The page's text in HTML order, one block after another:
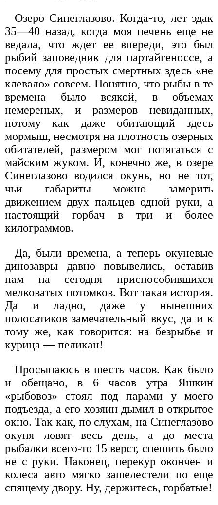
Озеро Синеглазово. Когда-то, лет эдак
35—40 назад, когда моя печень еще не
ведала, что ждет ее впереди, это был
рыбий заповедник для партайгеноссе, а
посему для простых смертных здесь «не
клевало» совсем. Понятно, что рыбы в те
времена было всякой, в объемах
немереных, и размеров невиданных,
потому как даже обитающий здесь
мормыш, несмотря на плотность озерных
обитателей, размером мог потягаться с
майским жуком. И, конечно же, в озере
Синеглазово водился окунь, но не тот,
чьи габариты можно замерить
движением двух пальцев одной руки, а
настоящий горбач в три и более
килограммов.
Да, были времена, а теперь окуневые
динозавры давно повывелись, оставив
нам на сегодня приспособившихся
мелковатых потомков. Вот такая история.
Да и ладно, даже у нынешних
полосатиков замечательный вкус, да и к
тому же, как говорится: на безрыбье и
курица — пеликан!
Просыпаюсь в шесть часов. Как было
и обещано, в 6 часов утра Яшкин
«рыбовоз» стоял под парами у моего
подъезда, а его хозяин дымил в открытое
окно. Так как, по слухам, на Синеглазово
окуня ловят весь день, а до места
рыбалки всего-то 15 верст, спешить было
не с руки. Наконец, перекур окончен и
колеса авто мягко зашелестели по еще
спящему двору. Ну, держитесь, горбатые!